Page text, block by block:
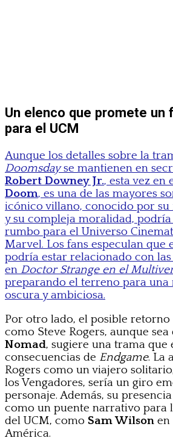
Un elenco que promete un
para el UCM
Aunque los detalles sobre la
Doomsdayse mantienen en
Robert Downey Jr., esta vez en
Doom, es una de las mayores
icónico villano, conocido por
y su compleja moralidad,
rumbo para el Universo
Marvel. Los fans especulan que
podría estar relacionado con
en Doctor Strange en el
preparando el terreno para una
oscura y ambiciosa.
Por otro lado, el posible retorno
como Steve Rogers, aunque sea
Nomad, sugiere una trama que
consecuencias de Endgame. La
Rogers como un viajero
los Vengadores, sería un giro
personaje. Además, su
como un puente narrativo para
del UCM, como Sam Wilson en
América.